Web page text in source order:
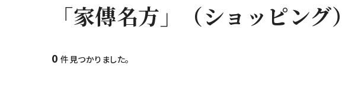
「家傳名方」（ショッピング）
0 件見つかりました。